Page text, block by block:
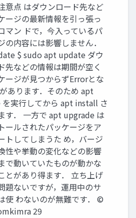
意点 はダウンロード先など
ージの最新情報を引っ張っ
マン ドで，今入っているパ
の内容には影響しません．
$ sudo apt update ダウ
先などの情報は期間が空く
ージが見つからずErrorとな
あります．そのため apt
実行してから apt install さ
す． 一方で apt upgrade は
ールされたパッケージをア
トしてしまうた め，バージ
性や挙動の変化などの影響
で動いていたものが動かな
とがあり得ます． 立ち上げ
題ないですが，運用中のサ
使 わないのが無難です． ©︎
29